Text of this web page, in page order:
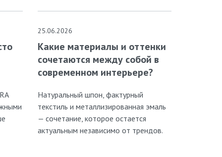
25.06.2026
Какие материалы и оттенки
сочетаются между собой в
современном интерьере?
Натуральный шпон, фактурный
текстиль и металлизированная эмаль
— сочетание, которое остается
актуальным независимо от трендов.